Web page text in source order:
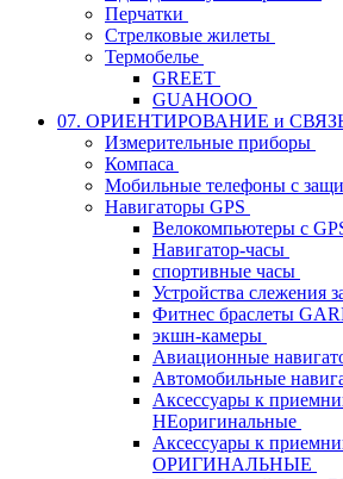
Перчатки
Стрелковые жилеты
Термобелье
GREET
GUAHOOO
07. ОРИЕНТИРОВАНИЕ и
Измерительные приборы
Компаса
Мобильные телефоны с
Навигаторы GPS
Велокомпьютеры с
Навигатор-часы
спортивные часы
Устройства слежения
Фитнес браслеты
экшн-камеры
Авиационные
Автомобильные
Аксессуары к
НЕоригинальные
Аксессуары к
ОРИГИНАЛЬНЫЕ